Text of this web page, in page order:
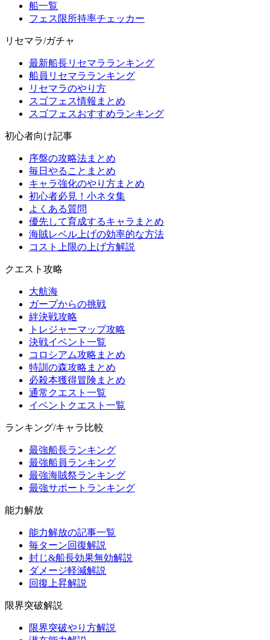
船一覧
フェス限所持率チェッカー
リセマラ/ガチャ
最新船長リセマラランキング
船員リセマラランキング
リセマラのやり方
スゴフェス情報まとめ
スゴフェスおすすめランキング
初心者向け記事
序盤の攻略法まとめ
毎日やることまとめ
キャラ強化のやり方まとめ
初心者必見！小ネタ集
よくある質問
優先して育成するキャラまとめ
海賊レベル上げの効率的な方法
コスト上限の上げ方解説
クエスト攻略
大航海
ガープからの挑戦
絆決戦攻略
トレジャーマップ攻略
決戦イベント一覧
コロシアム攻略まとめ
特訓の森攻略まとめ
必殺本獲得冒険まとめ
通常クエスト一覧
イベントクエスト一覧
ランキング/キャラ比較
最強船長ランキング
最強船員ランキング
最強海賊祭ランキング
最強サポートランキング
能力解放
能力解放の記事一覧
毎ターン回復解説
封じ&船長効果無効解説
ダメージ軽減解説
回復上昇解説
限界突破解説
限界突破やり方解説